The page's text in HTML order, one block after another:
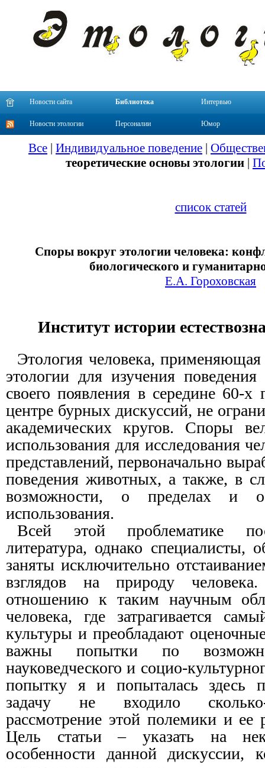
Новости сайта Библиотека Интервью
Новости этологии Персоналии Юмор
Все | Индивидуальное поведение |
теоретические основы этологии |
список статей
Споры вокруг этологии человека:
биологического и
Е.А. Гороховская
Институт истории
Этология человека,
этологии для изучения
своего появления в середине 60-
центре бурных дискуссий, не
академических кругов. Споры
использования для исследования
представлений, первоначально
поведения животных, а также, в
возможности, о пределах и
использования.
Всей этой проблематике
литература, однако
заняты исключительно
взглядов на природу
отношению к таким научным
человека, где затрагивается
культуры и преобладают
важны попытки по
науковедческого и социо-
попытку я и попыталась здесь
задачу не входило сколько-
рассмотрение этой полемики и ее
Цель статьи – указать на
особенности данной дискуссии,